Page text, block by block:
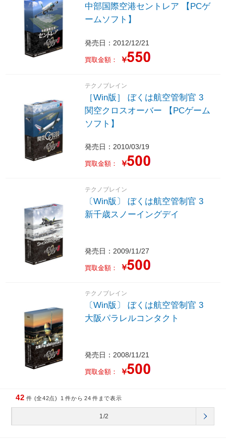
中部国際空港セントレア 【PCゲ
ームソフト】
発売日：2012/12/21
買取金額： ￥
テクノブレイン
［Win版］ ぼくは航空管制官 3
関空クロスオーバー 【PCゲーム
ソフト】
発売日：2010/03/19
買取金額： ￥
テクノブレイン
〔Win版〕 ぼくは航空管制官 3
新千歳スノーイングデイ
発売日：2009/11/27
買取金額： ￥
テクノブレイン
〔Win版〕 ぼくは航空管制官 3
大阪パラレルコンタクト
発売日：2008/11/21
買取金額： ￥
42 件 (全42点) 1 件から 24 件まで表示
1/2